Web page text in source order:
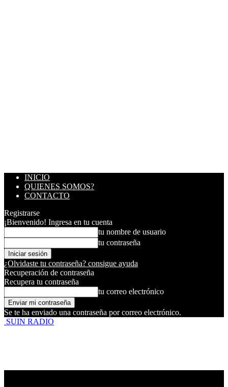
INICIO
QUIENES SOMOS?
CONTACTO
Registrarse
¡Bienvenido! Ingresa en tu cuenta
tu nombre de usuario
tu contraseña
¿Olvidaste tu contraseña? consigue ayuda
Recuperación de contraseña
Recupera tu contraseña
tu correo electrónico
Se te ha enviado una contraseña por correo electrónico.
SUIN RADIO